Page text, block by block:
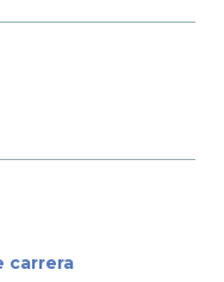
carrera